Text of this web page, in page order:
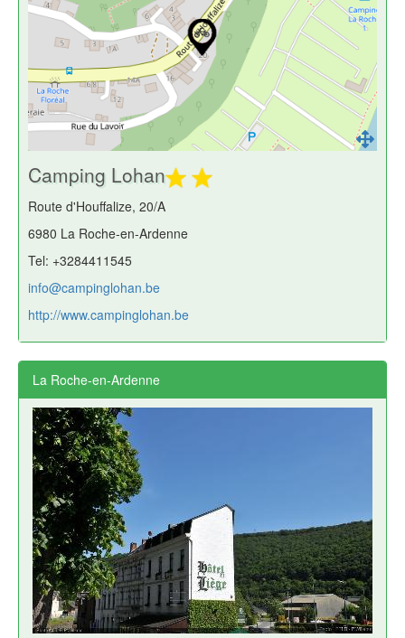
Camping Lohan
Route d'Houffalize, 20/A
6980 La Roche-en-Ardenne
Tel: +3284411545
info@campinglohan.be
http://www.campinglohan.be
La Roche-en-Ardenne